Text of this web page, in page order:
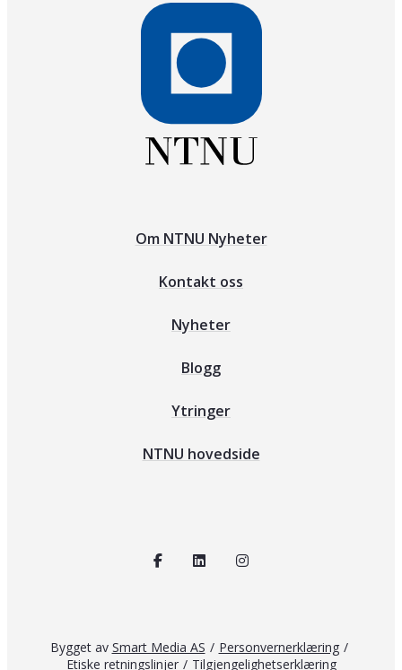
Om NTNU Nyheter
Kontakt oss
Nyheter
Blogg
Ytringer
NTNU hovedside
Bygget av Smart Media AS / Personvernerklæring /
Etiske retningslinjer / Tilgjengelighetserklæring